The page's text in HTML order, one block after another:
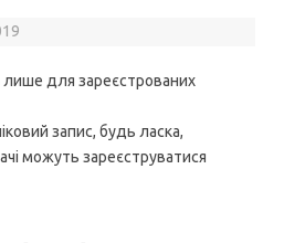
лише для зареєстрованих
запис, будь ласка,
можуть зареєструватися